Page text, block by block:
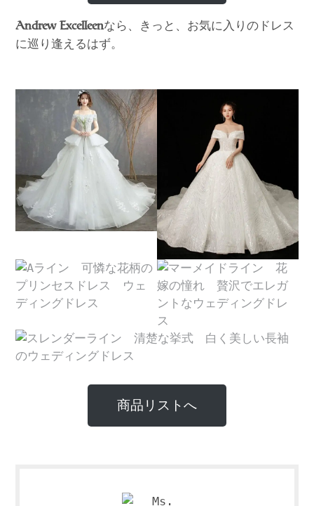
Andrew Excelleenなら、きっと、お気に入りのドレス
に巡り逢えるはず。
商品リストへ